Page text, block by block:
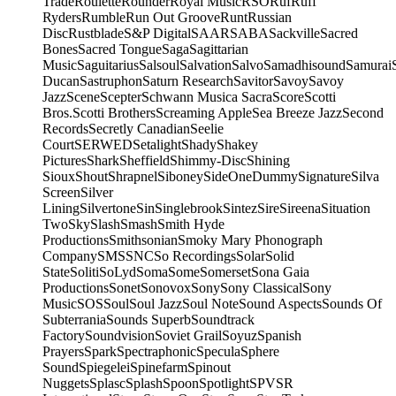
RydersRumbleRun Out GrooveRuntRussian
DiscRustbladeS&P DigitalSAARSABASackvilleSacred
BonesSacred TongueSagaSagittarian
MusicSaguitariusSalsoulSalvationSalvoSamadhisoundSamurai
DucanSastruphonSaturn ResearchSavitorSavoySavoy
JazzSceneScepterSchwann Musica SacraScoreScotti
Bros.Scotti BrothersScreaming AppleSea Breeze JazzSecond
RecordsSecretly CanadianSeelie
CourtSERWEDSetalightShadyShakey
PicturesSharkSheffieldShimmy-DiscShining
SiouxShoutShrapnelSiboneySideOneDummySignatureSilva
ScreenSilver
LiningSilvertoneSinSinglebrookSintezSireSireenaSituation
TwoSkySlashSmashSmith Hyde
ProductionsSmithsonianSmoky Mary Phonograph
CompanySMSSNCSo RecordingsSolarSolid
StateSolitiSoLydSomaSomeSomersetSona Gaia
ProductionsSonetSonovoxSonySony ClassicalSony
MusicSOSSoulSoul JazzSoul NoteSound AspectsSounds Of
SubterraniaSounds SuperbSoundtrack
FactorySoundvisionSoviet GrailSoyuzSpanish
PrayersSparkSpectraphonicSpeculaSphere
SoundSpiegeleiSpinefarmSpinout
NuggetsSplascSplashSpoonSpotlightSPVSR